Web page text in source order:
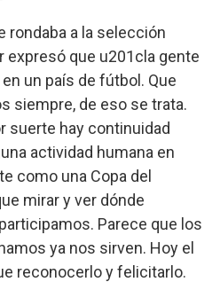
rondaba a la selección
expresó que u201cla gente
un país de fútbol. Que
siempre, de eso se trata.
suerte hay continuidad
actividad humana en
como una Copa del
mirar y ver dónde
Parece que los
ya nos sirven. Hoy el
reconocerlo y felicitarlo.